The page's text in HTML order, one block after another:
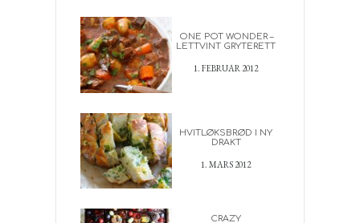
ONE POT WONDER –
LETTVINT GRYTERETT
1. FEBRUAR 2012
HVITLØKSBRØD I NY
DRAKT
1. MARS 2012
CRAZY